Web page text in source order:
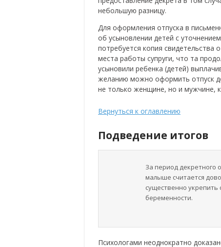
небольшую разницу.
Для оформления отпуска в
об усыновлении детей с
потребуется копия свидетельства
места работы супруги, что та
усыновили ребенка (детей)
желанию можно оформить отпуск
не только женщине, но и мужчине,
Вернуться к оглавлению
Подведение итогов
За период декретного
малыше считается
существенно укрепить
беременности.
Психологами неоднократно